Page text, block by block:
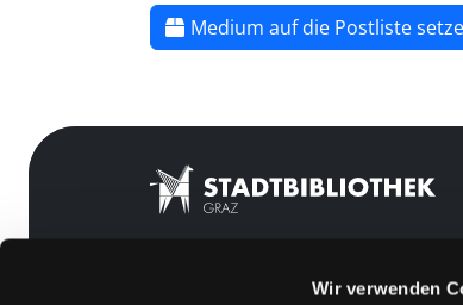
Wir verwenden
Medium auf die Postliste
Feedback